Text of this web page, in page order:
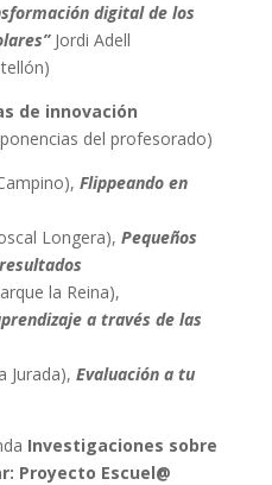
digital de los
Jordi Adell
de innovación
del profesorado)
Flippeando en
Longera), Pequeños
la Reina),
a través de las
Jurada), Evaluación a tu
Investigaciones sobre
Proyecto Escuel@